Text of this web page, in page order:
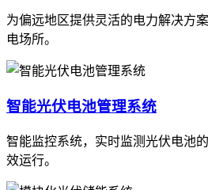
为偏远地区提供灵活的电力解决方
电场所。
智能光伏电池管理系统
智能监控系统，实时监测光伏电池
效运行。